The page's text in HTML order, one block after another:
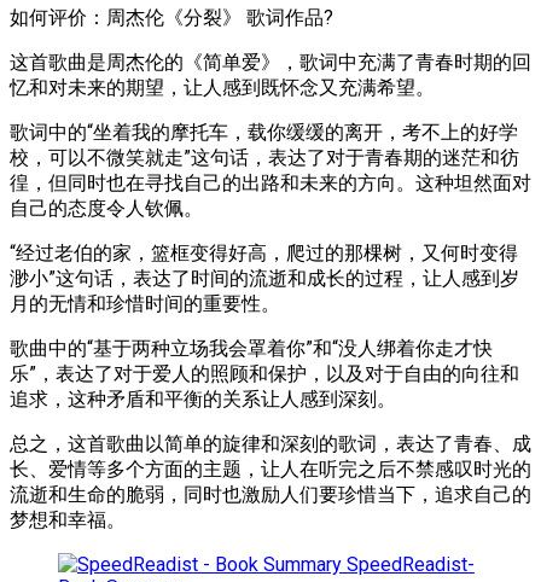
如何评价：周杰伦《分裂》 歌词作品?
这首歌曲是周杰伦的《简单爱》，歌词中充满了青春时期的回
忆和对未来的期望，让人感到既怀念又充满希望。
歌词中的“坐着我的摩托车，载你缓缓的离开，考不上的好学
校，可以不微笑就走”这句话，表达了对于青春期的迷茫和彷
徨，但同时也在寻找自己的出路和未来的方向。这种坦然面对
自己的态度令人钦佩。
“经过老伯的家，篮框变得好高，爬过的那棵树，又何时变得
渺小”这句话，表达了时间的流逝和成长的过程，让人感到岁
月的无情和珍惜时间的重要性。
歌曲中的“基于两种立场我会罩着你”和“没人绑着你走才快
乐”，表达了对于爱人的照顾和保护，以及对于自由的向往和
追求，这种矛盾和平衡的关系让人感到深刻。
总之，这首歌曲以简单的旋律和深刻的歌词，表达了青春、成
长、爱情等多个方面的主题，让人在听完之后不禁感叹时光的
流逝和生命的脆弱，同时也激励人们要珍惜当下，追求自己的
梦想和幸福。
SpeedReadist-